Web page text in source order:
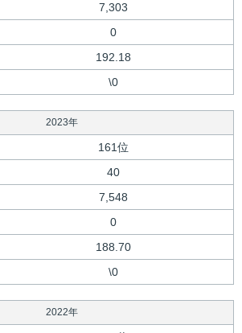
7,303
0
192.18
\0
2023年
161位
40
7,548
0
188.70
\0
2022年